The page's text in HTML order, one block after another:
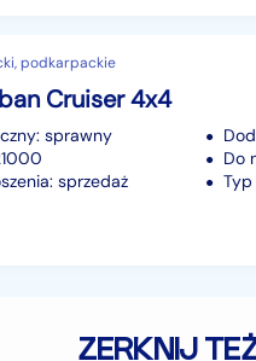
podkarpackie
Cruiser 4x4
sprawny
sprzedaż
Do
ZERKNIJ